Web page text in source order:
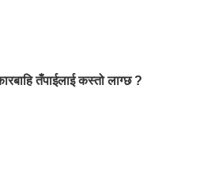
तँपाईलाई कस्तो लाग्छ ?